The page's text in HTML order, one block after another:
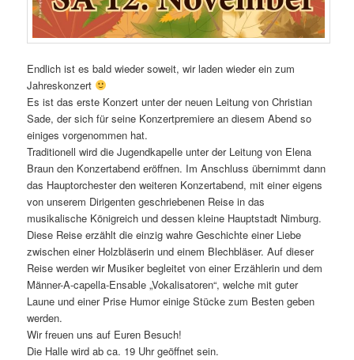
Endlich ist es bald wieder soweit, wir laden wieder ein zum
Jahreskonzert
Es ist das erste Konzert unter der neuen Leitung von Christian
Sade, der sich für seine Konzertpremiere an diesem Abend so
einiges vorgenommen hat.
Traditionell wird die Jugendkapelle unter der Leitung von Elena
Braun den Konzertabend eröffnen. Im Anschluss übernimmt dann
das Hauptorchester den weiteren Konzertabend, mit einer eigens
von unserem Dirigenten geschriebenen Reise in das
musikalische Königreich und dessen kleine Hauptstadt Nimburg.
Diese Reise erzählt die einzig wahre Geschichte einer Liebe
zwischen einer Holzbläserin und einem Blechbläser. Auf dieser
Reise werden wir Musiker begleitet von einer Erzählerin und dem
Männer-A-capella-Ensable „Vokalisatoren“, welche mit guter
Laune und einer Prise Humor einige Stücke zum Besten geben
werden.
Wir freuen uns auf Euren Besuch!
Die Halle wird ab ca. 19 Uhr geöffnet sein.